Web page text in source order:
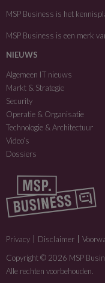
MSP Business is het
MSP Business is een merk
NIEUWS
Algemeen IT nieuws
Markt & Strategie
Security
Operatie & Organisatie
Technologie & Architectuur
Video’s
Dossiers
Privacy Disclaimer
Copyright © 2026 MSP
Alle rechten voorbehouden.